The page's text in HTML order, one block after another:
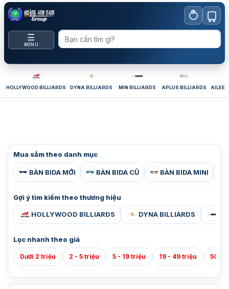
Bỏ
qua
nội
☰
MENU
HOLLYWOOD BILLIARDS DYNA BILLIARDS MIN BILLIARDS APLUS BILLIARDS
Mua sắm theo danh mục
BÀN BIDA MỚI BÀN BIDA CŨ BÀN BIDA MINI
Gợi ý tìm kiếm theo thương hiệu
HOLLYWOOD BILLIARDS DYNA BILLIARDS
Lọc nhanh theo giá
Dưới 2 triệu 2 - 5 triệu 5 - 19 triệu 19 - 49 triệu 50 -